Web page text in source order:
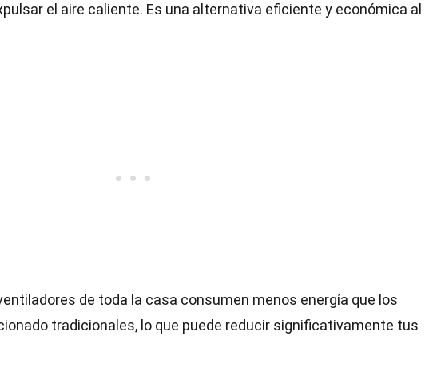
el aire caliente. Es una alternativa eficiente y económica al
de toda la casa consumen menos energía que los
tradicionales, lo que puede reducir significativamente tus